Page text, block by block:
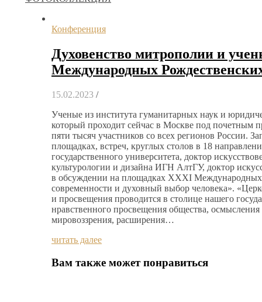
Конференция
Духовенство митрополии и
Международных
15.02.2023 /
Ученые из института гуманитарных наук и
который проходит сейчас в Москве под почетным
пяти тысяч участников со всех регионов России.
площадках, встреч, круглых столов в 18
государственного университета, доктор
культурологии и дизайна ИГН АлтГУ, доктор
в обсуждении на площадках ХХХI Международных
современности и духовный выбор человека».
и просвещения проводится в столице нашего
нравственного просвещения общества,
мировоззрения, расширения…
читать далее
Вам также может понравиться